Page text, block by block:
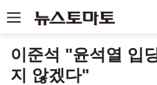
이준석 "윤석열 입
지 않겠다"